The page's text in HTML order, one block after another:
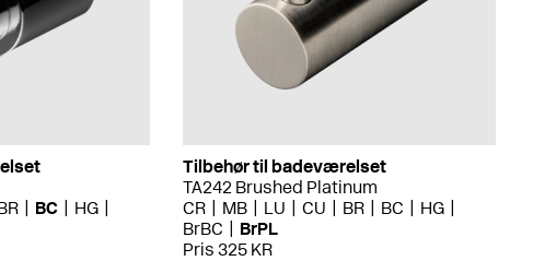
BC
HG
Tilbehør til badeværelset
TA242 Brushed Platinum
CR
MB LU CU BR BC
HG
BrBC
BrPL
Pris 325 KR